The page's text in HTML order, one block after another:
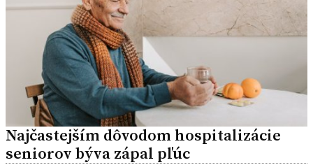
Najčastejším dôvodom hospitalizácie
seniorov býva zápal pľúc